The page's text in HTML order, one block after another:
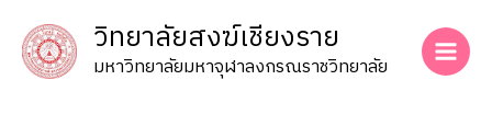
content
วิทยาลัยสงฆ์เชียงราย
มหาวิทยาลัยมหาจุฬาลงกรณราชวิทยาลัย